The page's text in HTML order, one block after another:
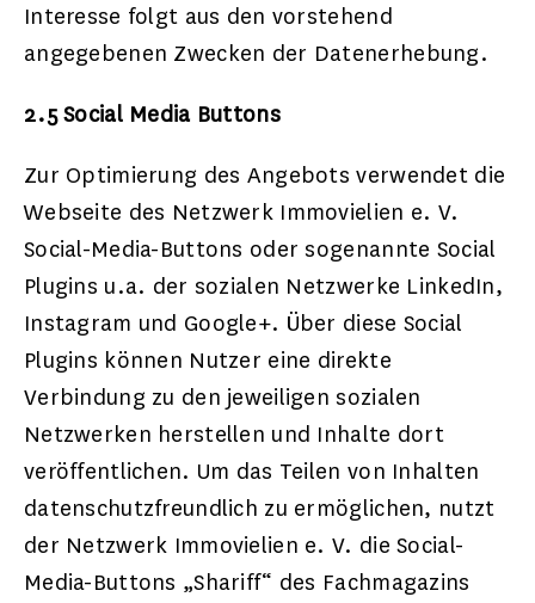
Interesse folgt aus den vorstehend
angegebenen Zwecken der Datenerhebung.
2.5 Social Media Buttons
Zur Optimierung des Angebots verwendet die
Webseite des Netzwerk Immovielien e. V.
Social-Media-Buttons oder sogenannte Social
Plugins u.a. der sozialen Netzwerke LinkedIn,
Instagram und Google+. Über diese Social
Plugins können Nutzer eine direkte
Verbindung zu den jeweiligen sozialen
Netzwerken herstellen und Inhalte dort
veröffentlichen. Um das Teilen von Inhalten
datenschutzfreundlich zu ermöglichen, nutzt
der Netzwerk Immovielien e. V. die Social-
Media-Buttons „Shariff“ des Fachmagazins